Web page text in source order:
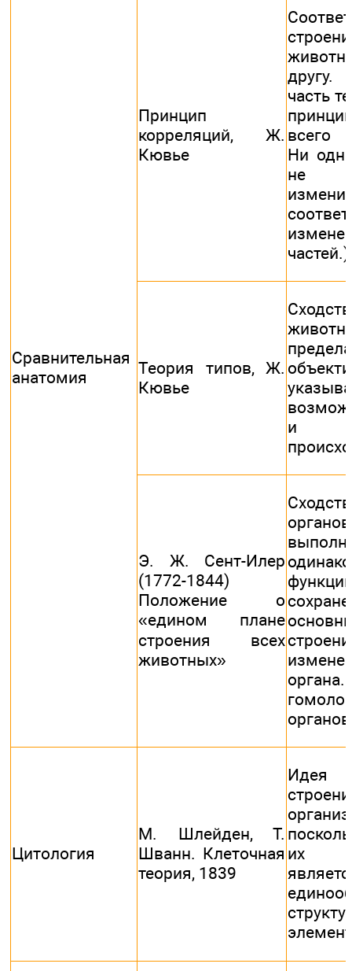
Сравнительная
анатомия
Принцип
корреляций, Ж.
Кювье
часть
всего
Ни
не
частей.)
Теория типов, Ж.
Кювье
и
Э. Ж. Сент-Илер
(1772-1844)
Положение о
«едином плане
строения всех
животных»
органов
Цитология
М. Шлейден, Т.
Шванн. Клеточная
теория, 1839
Идея
их